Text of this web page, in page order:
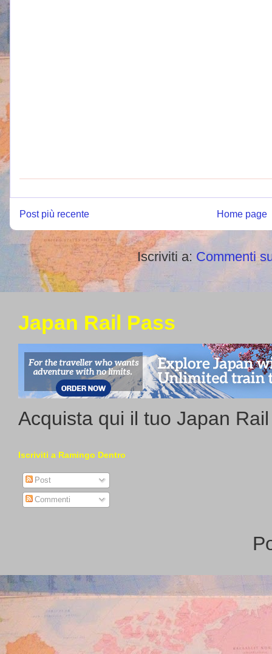
Post più recente Home page
Iscriviti a: Commenti
Japan Rail Pass
Acquista qui il tuo Japan
Iscriviti a Ramingo Dentro
Post
Commenti